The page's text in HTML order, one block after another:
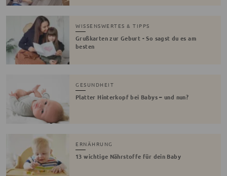
WISSENSWERTES & TIPPS
Grußkarten zur Geburt - So sagst du es am
besten
GESUNDHEIT
Platter Hinterkopf bei Babys – und nun?
ERNÄHRUNG
13 wichtige Nährstoffe für dein Baby